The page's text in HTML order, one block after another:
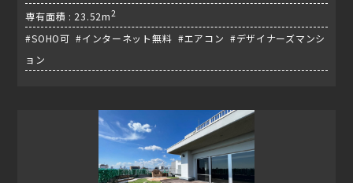
専有面積 : 23.52m2
#SOHO可 #インターネット無料 #エアコン #デザイナーズマンシ
ョン